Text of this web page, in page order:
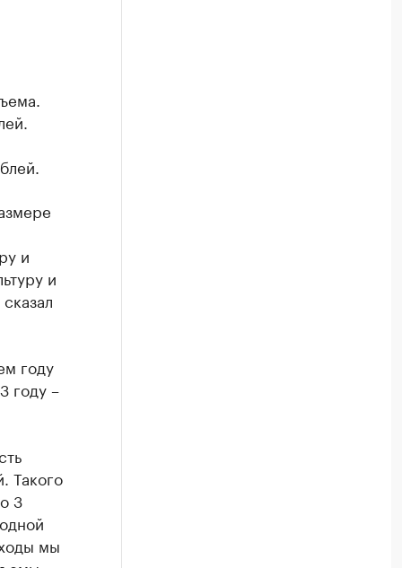
и
и
году
году –
Такого
3
мы